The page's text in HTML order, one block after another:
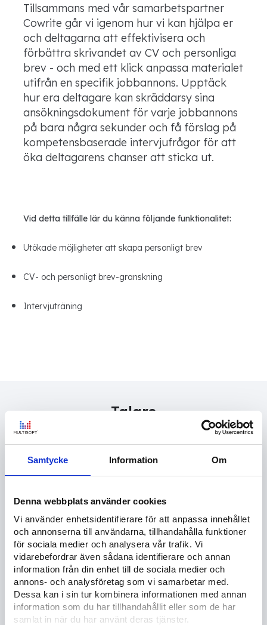
Samtycke Information Om
Denna webbplats använder cookies
Vi använder enhetsidentifierare för att anpassa innehållet
och annonserna till användarna, tillhandahålla funktioner
för sociala medier och analysera vår trafik. Vi
vidarebefordrar även sådana identifierare och annan
information från din enhet till de sociala medier och
annons- och analysföretag som vi samarbetar med.
Dessa kan i sin tur kombinera informationen med annan
information som du har tillhandahållit eller som de har
samlat in när du har använt deras tjänster.
Tillsammans med vår samarbetspartner
Cowrite går vi igenom hur vi kan hjälpa er
och deltagarna att effektivisera och
förbättra skrivandet av CV och personliga
brev - och med ett klick anpassa materialet
utifrån en specifik jobbannons. Upptäck
hur era deltagare kan skräddarsy sina
ansökningsdokument för varje jobbannons
på bara några sekunder och få förslag på
kompetensbaserade intervjufrågor för att
öka deltagarens chanser att sticka ut.
Vid detta tillfälle lär du känna följande funktionalitet:
Utökade möjligheter att skapa personligt brev
CV- och personligt brev-granskning
Intervjuträning
Talare
Magnus Paues
VD och medgrundare till Cowrite